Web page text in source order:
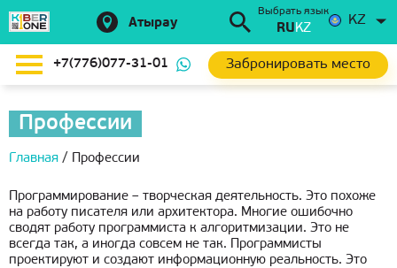
Атырау
Выбрать язык
RUKZ
KZ
+7(776)077-31-01 Забронировать место
Профессии
Главная / Профессии
Программирование – творческая деятельность. Это похоже
на работу писателя или архитектора. Многие ошибочно
сводят работу программиста к алгоритмизации. Это не
всегда так, а иногда совсем не так. Программисты
проектируют и создают информационную реальность. Это